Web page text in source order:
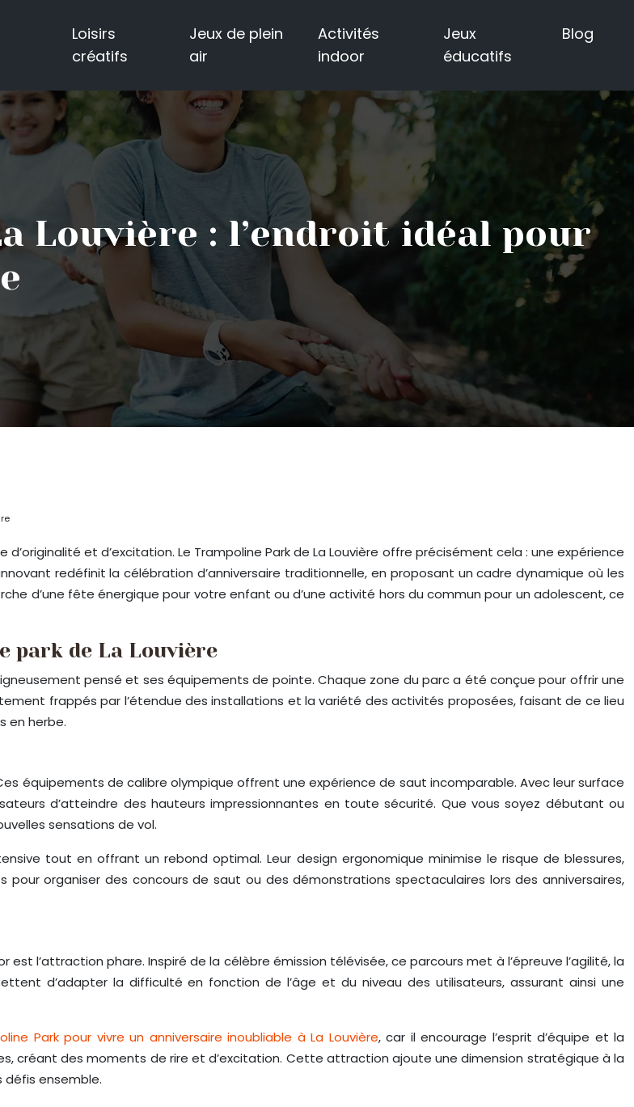
Loisirs
créatifs
Jeux de plein
air
Activités
indoor
Jeux
éducatifs
Blog
Louvière : l’endroit idéal pour
et d’excitation. Le Trampoline Park de La Louvière offre précisément cela : une expérience
redéfinit la célébration d’anniversaire traditionnelle, en proposant un cadre dynamique où les
d’une fête énergique pour votre enfant ou d’une activité hors du commun pour un adolescent, ce
park de La Louvière
pensé et ses équipements de pointe. Chaque zone du parc a été conçue pour offrir une
frappés par l’étendue des installations et la variété des activités proposées, faisant de ce lieu
en herbe.
équipements de calibre olympique offrent une expérience de saut incomparable. Avec leur surface
d’atteindre des hauteurs impressionnantes en toute sécurité. Que vous soyez débutant ou
sensations de vol.
tout en offrant un rebond optimal. Leur design ergonomique minimise le risque de blessures,
organiser des concours de saut ou des démonstrations spectaculaires lors des anniversaires,
l’attraction phare. Inspiré de la célèbre émission télévisée, ce parcours met à l’épreuve l’agilité, la
d’adapter la difficulté en fonction de l’âge et du niveau des utilisateurs, assurant ainsi une
Park pour vivre un anniversaire inoubliable à La Louvière, car il encourage l’esprit d’équipe et la
créant des moments de rire et d’excitation. Cette attraction ajoute une dimension stratégique à la
ensemble.